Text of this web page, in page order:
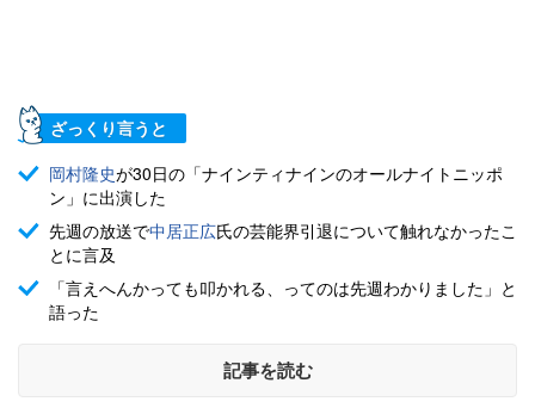
ざっくり言うと
岡村隆史が30日の「ナインティナインのオールナイトニッポ
ン」に出演した
先週の放送で中居正広氏の芸能界引退について触れなかったこ
とに言及
「言えへんかっても叩かれる、ってのは先週わかりました」と
語った
記事を読む